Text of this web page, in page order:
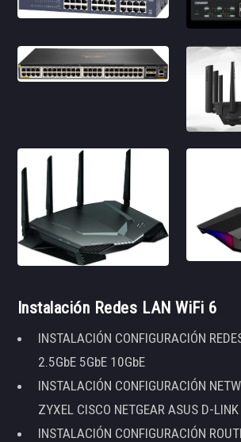
Instalación Redes LAN WiFi 6
INSTALACIÓN CONFIGURACIÓN
2.5GbE 5GbE 10GbE
INSTALACIÓN CONFIGURACIÓN
ZYXEL CISCO NETGEAR ASUS D-
INSTALACIÓN CONFIGURACIÓN